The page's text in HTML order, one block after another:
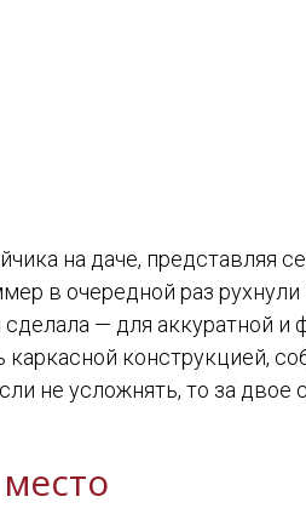
на даче,
в очередной раз
— для аккуратной
конструкцией,
не усложнять, то за двое